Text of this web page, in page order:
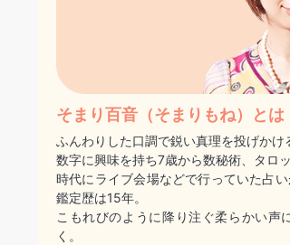
そまり百音（そまりもね）とは
ふんわりした口調で鋭い真理を投げかけ
数字に興味を持ち7歳から数秘術、タロ
時代にライブ会場などで行っていた占
鑑定歴は15年。
こもれびのように降り注ぐ柔らかい声
く。